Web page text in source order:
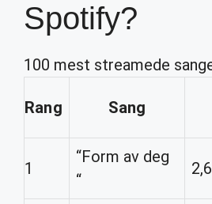
Spotify?
100 mest streamede
Rang Sang
1
“Form av deg
“